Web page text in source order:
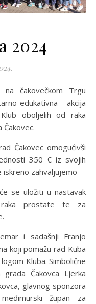
2024
edukativna akcija
oboljelih od raka
Čakovec omogućivši
350 € iz svojih
iskreno zahvaljujemo
se uložiti u nastavak
prostate te za
i sadašnji Franjo
koji pomažu rad Kuba
Kluba. Simbolične
grada Čakovca Ljerka
glavnog sponzora
župan za